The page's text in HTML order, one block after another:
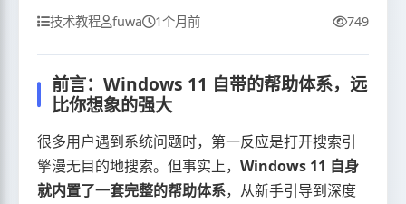
技术教程 fuwa 1个月前 749
前言：Windows 11 自带的帮助体系，远
比你想象的强大
很多用户遇到系统问题时，第一反应是打开搜索引
擎漫无目的地搜索。但事实上， Windows 11 自身
就内置了一套完整的帮助体系，从新手引导到深度